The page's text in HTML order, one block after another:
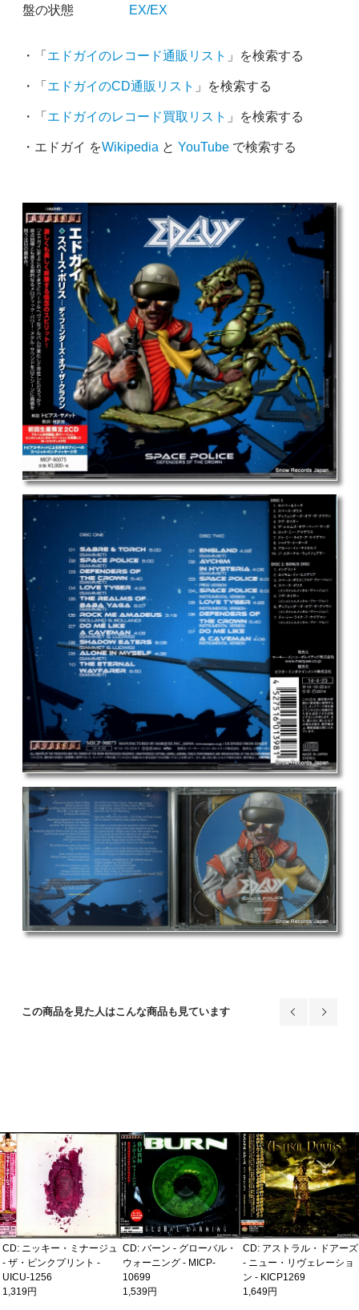
盤の状態 EX/EX
・「 エドガイのレコード通販リスト 」を検索する
・「 エドガイのCD通販リスト 」を検索する
・「 エドガイのレコード買取リスト 」を検索する
・エドガイ をWikipedia と YouTubeで検索する
この商品を見た人はこんな商品も見ています
CD: ニッキー・ミナージュ
- ザ・ピンクプリント -
UICU-1256
1,319円
CD: バーン - グローバル・
ウォーニング - MICP-
10699
1,539円
CD: アストラル・ドアーズ
- ニュー・リヴェレーショ
ン - KICP1269
1,649円